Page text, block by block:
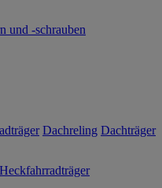
und -schrauben
Dachreling Dachträger
Heckfahrradträger